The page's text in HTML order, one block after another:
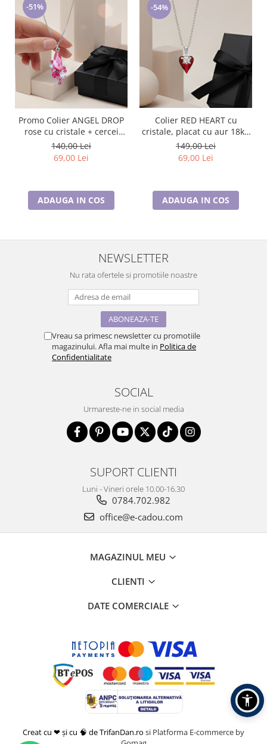
-51%
Promo Colier ANGEL DROP
rose cu cristale + cercei
asortati CADOU
140,00 Lei
69,00 Lei
ADAUGA IN COS
-54%
Colier RED HEART cu
cristale, placat cu aur 18k -
Accesoriu Luxury al Iubirii
149,00 Lei
69,00 Lei
ADAUGA IN COS
NEWSLETTER
Nu rata ofertele si promotiile noastre
Vreau sa primesc newsletter cu promotiile
magazinului. Afla mai multe in Politica de
Confidentialitate
SOCIAL
Urmareste-ne in social media
SUPORT CLIENTI
Luni - Vineri orele 10.00-16.30
0784.702.982
office@e-cadou.com
MAGAZINUL MEU
CLIENTI
DATE COMERCIALE
Creat cu ❤ și cu 🧠 de TrifanDan.ro si Platforma E-commerce by